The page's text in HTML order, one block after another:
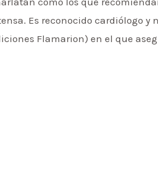
Es reconocido cardiólogo
Flamarion) en el que